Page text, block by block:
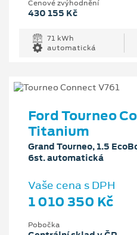
Cenové zvýhodnění
430 155 Kč
71 kWh
automatická
Ford Tourneo
Titanium
Grand Tourneo, 1.5
6st. automatická
Vaše cena s DPH
1 010 350 Kč
Pobočka